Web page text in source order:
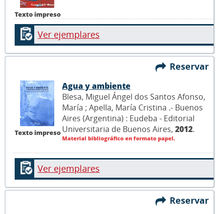
Texto impreso
Ver ejemplares
Reservar
Texto impreso
Agua y ambiente
Blesa, Miguel Ángel dos Santos Afonso,
María ; Apella, María Cristina .- Buenos
Aires (Argentina) : Eudeba - Editorial
Universitaria de Buenos Aires, 2012.
Material bibliográfico en formato papel.
Ver ejemplares
Reservar